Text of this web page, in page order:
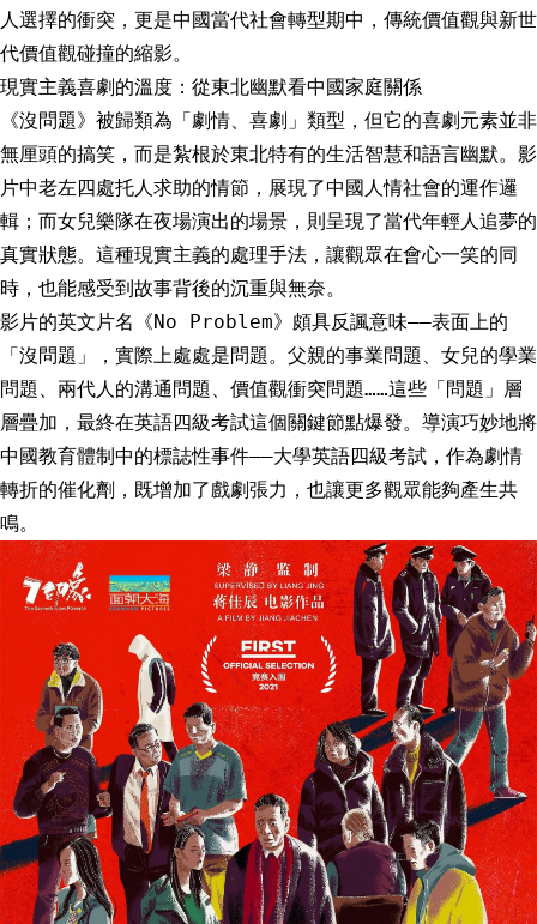
人選擇的衝突，更是中國當代社會轉型期中，傳統價值觀與新世
代價值觀碰撞的縮影。
現實主義喜劇的溫度：從東北幽默看中國家庭關係
《沒問題》被歸類為「劇情、喜劇」類型，但它的喜劇元素並非
無厘頭的搞笑，而是紮根於東北特有的生活智慧和語言幽默。影
片中老左四處托人求助的情節，展現了中國人情社會的運作邏
輯；而女兒樂隊在夜場演出的場景，則呈現了當代年輕人追夢的
真實狀態。這種現實主義的處理手法，讓觀眾在會心一笑的同
時，也能感受到故事背後的沉重與無奈。
影片的英文片名《No Problem》頗具反諷意味——表面上的
「沒問題」，實際上處處是問題。父親的事業問題、女兒的學業
問題、兩代人的溝通問題、價值觀衝突問題……這些「問題」層
層疊加，最終在英語四級考試這個關鍵節點爆發。導演巧妙地將
中國教育體制中的標誌性事件——大學英語四級考試，作為劇情
轉折的催化劑，既增加了戲劇張力，也讓更多觀眾能夠產生共
鳴。